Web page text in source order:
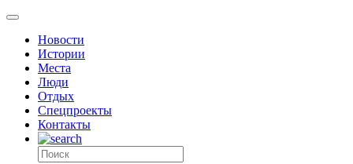
Новости
Истории
Места
Люди
Отдых
Спецпроекты
Контакты